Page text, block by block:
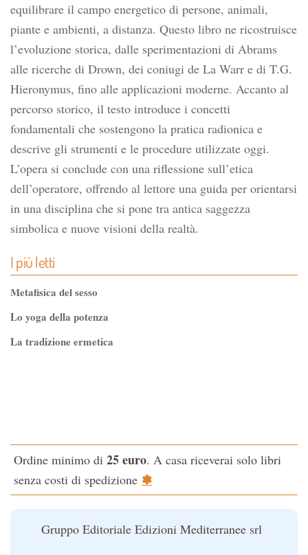
equilibrare il campo energetico di persone, animali,
piante e ambienti, a distanza. Questo libro ne ricostruisce
l’evoluzione storica, dalle sperimentazioni di Abrams
alle ricerche di Drown, dei coniugi de La Warr e di T.G.
Hieronymus, fino alle applicazioni moderne. Accanto al
percorso storico, il testo introduce i concetti
fondamentali che sostengono la pratica radionica e
descrive gli strumenti e le procedure utilizzate oggi.
L’opera si conclude con una riflessione sull’etica
dell’operatore, offrendo al lettore una guida per orientarsi
in una disciplina che si pone tra antica saggezza
simbolica e nuove visioni della realtà.
I più letti
Metafisica del sesso
Lo yoga della potenza
La tradizione ermetica
La Cabala
Il potere del serpente
Ordine minimo di 25 euro. A casa riceverai solo libri
senza costi di spedizione ✽
Gruppo Editoriale Edizioni Mediterranee srl